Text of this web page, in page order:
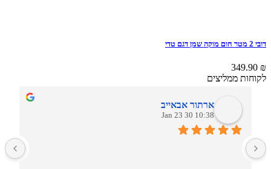
דובי 2 מטר חום מוקה שמן דגם טדי
₪
לקוחות ממליצים
ארתור אבאייב
10:38 30 Jan 23